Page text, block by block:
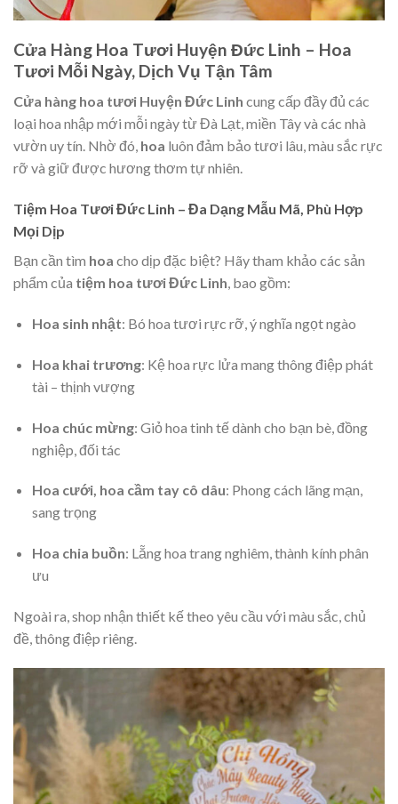
Cửa Hàng Hoa Tươi Huyện Đức Linh – Hoa
Tươi Mỗi Ngày, Dịch Vụ Tận Tâm
Cửa hàng hoa tươi Huyện Đức Linh cung cấp đầy đủ các
loại hoa nhập mới mỗi ngày từ Đà Lạt, miền Tây và các nhà
vườn uy tín. Nhờ đó, hoa luôn đảm bảo tươi lâu, màu sắc rực
rỡ và giữ được hương thơm tự nhiên.
Tiệm Hoa Tươi Đức Linh – Đa Dạng Mẫu Mã, Phù Hợp
Mọi Dịp
Bạn cần tìm hoa cho dịp đặc biệt? Hãy tham khảo các sản
phẩm của tiệm hoa tươi Đức Linh, bao gồm:
Hoa sinh nhật: Bó hoa tươi rực rỡ, ý nghĩa ngọt ngào
Hoa khai trương: Kệ hoa rực lửa mang thông điệp phát
tài – thịnh vượng
Hoa chúc mừng: Giỏ hoa tinh tế dành cho bạn bè, đồng
nghiệp, đối tác
Hoa cưới, hoa cầm tay cô dâu: Phong cách lãng mạn,
sang trọng
Hoa chia buồn: Lẵng hoa trang nghiêm, thành kính phân
ưu
Ngoài ra, shop nhận thiết kế theo yêu cầu với màu sắc, chủ
đề, thông điệp riêng.